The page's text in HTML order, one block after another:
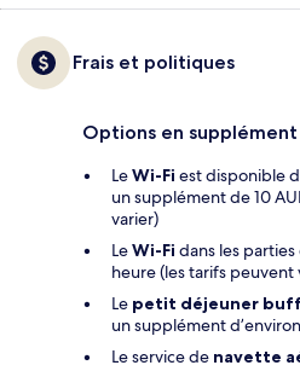
Frais et politiques
Options en supplément
LeWi-Fi est disponible
un supplément de 10
varier)
LeWi-Fi dans les
heure (les tarifs peuvent
Le petit déjeuner
un supplément
Le service de navette